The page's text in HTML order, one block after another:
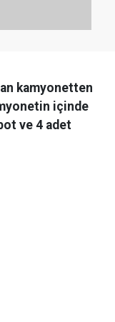
kamyonetten
içinde
ve 4 adet